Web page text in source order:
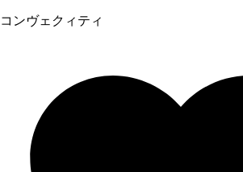
コンヴェクィティ